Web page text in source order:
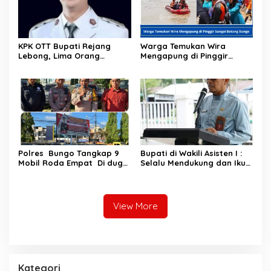
KPK OTT Bupati Rejang
Lebong, Lima Orang
Warga Temukan Wira
Mengapung di Pinggir
Polres Bungo Tangkap 9
Mobil Roda Empat Di duga
Bupati di Wakili Asisten I :
Selalu Mendukung dan Ikut
View More
Kategori